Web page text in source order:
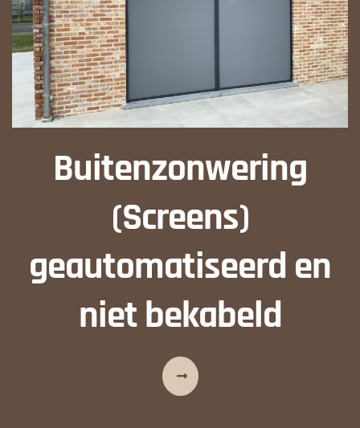
Buitenzonwering
(Screens)
geautomatiseerd en
niet bekabeld